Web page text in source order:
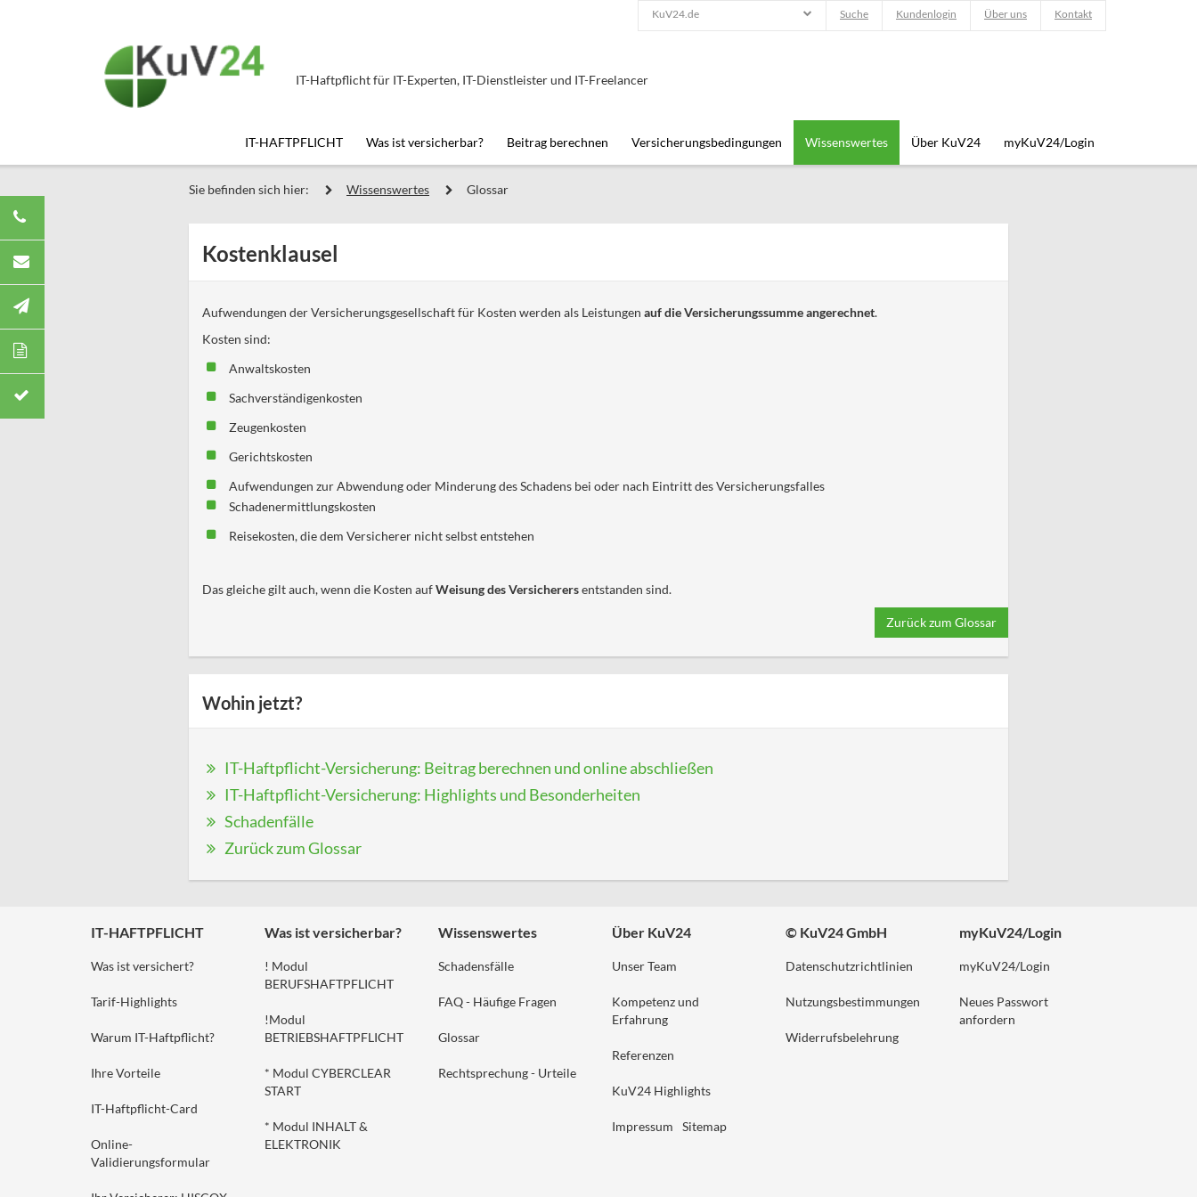
IT-Haftpflicht für IT-Experten, IT-Dienstleister und IT-Freelancer
KuV24.de Suche Kundenlogin Über uns Kontakt
IT-HAFTPFLICHT Was ist versicherbar? Beitrag berechnen Versicherungsbedingungen Wissenswertes Über KuV24 myKuV24/Login
Sie befinden sich hier: Wissenswertes Glossar
Kostenklausel
Aufwendungen der Versicherungsgesellschaft für Kosten werden als Leistungen auf die Versicherungssumme angerechnet.
Kosten sind:
Anwaltskosten
Sachverständigenkosten
Zeugenkosten
Gerichtskosten
Aufwendungen zur Abwendung oder Minderung des Schadens bei oder nach Eintritt des Versicherungsfalles
Schadenermittlungskosten
Reisekosten, die dem Versicherer nicht selbst entstehen
Das gleiche gilt auch, wenn die Kosten aufWeisung des Versicherersentstanden sind.
Zurück zum Glossar
Wohin jetzt?
IT-Haftpflicht-Versicherung: Beitrag berechnen und online abschließen
IT-Haftpflicht-Versicherung: Highlights und Besonderheiten
Schadenfälle
Zurück zum Glossar
IT-HAFTPFLICHT
Was ist versichert?
Tarif-Highlights
Warum IT-Haftpflicht?
Ihre Vorteile
IT-Haftpflicht-Card
Online-
Validierungsformular
Was ist versicherbar?
! Modul
BERUFSHAFTPFLICHT
!Modul
BETRIEBSHAFTPFLICHT
* Modul CYBERCLEAR
START
* Modul INHALT &
ELEKTRONIK
Wissenswertes
Schadensfälle
FAQ - Häufige Fragen
Glossar
Rechtsprechung - Urteile
Über KuV24
Unser Team
Kompetenz und
Erfahrung
Referenzen
KuV24 Highlights
Impressum Sitemap
© KuV24 GmbH
Datenschutzrichtlinien
Nutzungsbestimmungen
Widerrufsbelehrung
myKuV24/Login
myKuV24/Login
Neues Passwort
anfordern